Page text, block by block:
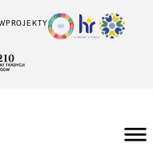
PROJEKTY